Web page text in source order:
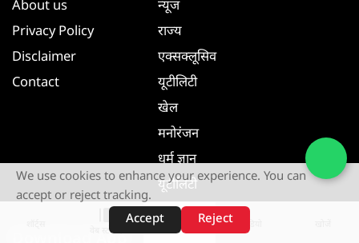
वेब स्टोरीज़
About us
Privacy Policy
Disclaimer
Contact
न्यूज
राज्य
एक्सक्लूसिव
यूटीलिटी
खेल
मनोरंजन
धर्म ज्ञान
यूटीलिटी
We use cookies to enhance your experience. You can
accept or reject tracking.
Accept
Reject